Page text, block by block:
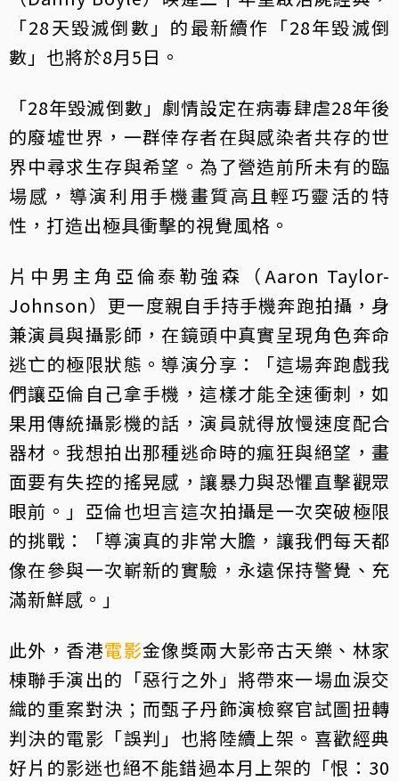
「28天毀滅倒數」的最新續作「28年毀滅倒
數」也將於8月5日。
「28年毀滅倒數」劇情設定在病毒肆虐28年後
的廢墟世界，一群倖存者在與感染者共存的世
界中尋求生存與希望。為了營造前所未有的臨
場感，導演利用手機畫質高且輕巧靈活的特
性，打造出極具衝擊的視覺風格。
片中男主角亞倫泰勒強森（Aaron Taylor-
Johnson）更一度親自手持手機奔跑拍攝，身
兼演員與攝影師，在鏡頭中真實呈現角色奔命
逃亡的極限狀態。導演分享：「這場奔跑戲我
們讓亞倫自己拿手機，這樣才能全速衝刺，如
果用傳統攝影機的話，演員就得放慢速度配合
器材。我想拍出那種逃命時的瘋狂與絕望，畫
面要有失控的搖晃感，讓暴力與恐懼直擊觀眾
眼前。」亞倫也坦言這次拍攝是一次突破極限
的挑戰：「導演真的非常大膽，讓我們每天都
像在參與一次嶄新的實驗，永遠保持警覺、充
滿新鮮感。」
此外，香港電影金像獎兩大影帝古天樂、林家
棟聯手演出的「惡行之外」將帶來一場血淚交
織的重案對決；而甄子丹飾演檢察官試圖扭轉
判決的電影「誤判」也將陸續上架。喜歡經典
好片的影迷也絕不能錯過本月上架的「恨：30